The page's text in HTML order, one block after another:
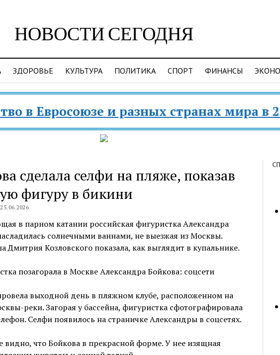
НОВОСТИ СЕГОДНЯ
ЗДОРОВЬЕ КУЛЬТУРА ПОЛИТИКА СПОРТ ФИНАНСЫ
Евросоюзе и разных странах мира в 2025
сделала селфи на пляже, показав
фигуру в бикини
в парном катании российская фигуристка Александра
солнечными ваннами, не выезжая из Москвы.
Дмитрия Козловского показала, как выглядит в купальнике.
Александра Бойкова: соцсети
выходной день в пляжном клубе, расположенном на
реки. Загорая у бассейна, фигуристка сфотографировала
Селфи появилось на страничке Александры в соцсетях.
видно, что Бойкова в прекрасной форме. У нее изящная